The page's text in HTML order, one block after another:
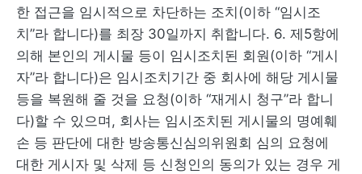
한 접근을 임시적으로 차단하는 조치(이하 “임시조
치”라 합니다)를 최장 30일까지 취합니다. 6. 제5항에
의해 본인의 게시물 등이 임시조치된 회원(이하 “게시
자”라 합니다)은 임시조치기간 중 회사에 해당 게시물
등을 복원해 줄 것을 요청(이하 “재게시 청구”라 합니
다)할 수 있으며, 회사는 임시조치된 게시물의 명예훼
손 등 판단에 대한 방송통신심의위원회 심의 요청에
대한 게시자 및 삭제 등 신청인의 동의가 있는 경우 게